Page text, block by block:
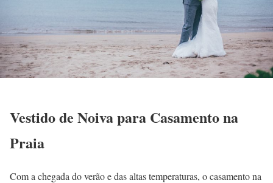
Vestido de Noiva para Casamento na
Praia
Com a chegada do verão e das altas temperaturas, o casamento na